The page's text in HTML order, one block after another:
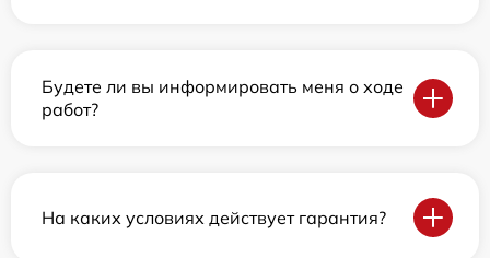
Будете ли вы информировать меня о ходе
работ?
На каких условиях действует гарантия?